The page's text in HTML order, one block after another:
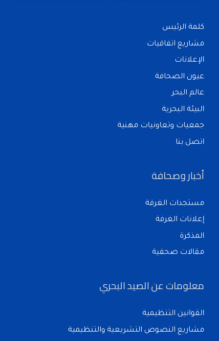
كلمة الرئيس
مشاريع اتفاقيات
الإعلانات
عيون الصحافة
عالم البحر
البيئة البحرية
جمعيات وتعاونيات مهنية
اتصل بنا
أخبار وصحافة
مستجدات الغرفة
إعلانات الغرفة
المذكرة
مقالات صحفية
معلومات عن الصيد البحري
القوانين التنظيمية
مشاريع النصوص التشريعية والتنظيمية